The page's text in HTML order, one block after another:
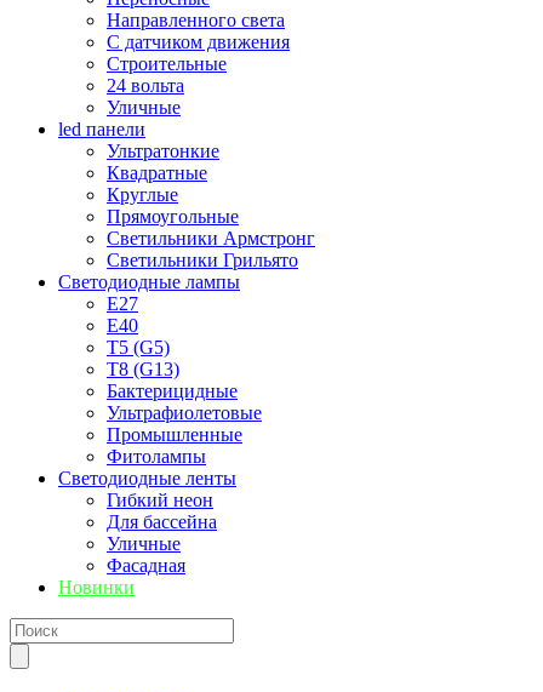
Направленного света
С датчиком движения
Строительные
24 вольта
Уличные
led панели
Ультратонкие
Квадратные
Круглые
Прямоугольные
Светильники Армстронг
Светильники Грильято
Светодиодные лампы
E27
Е40
T5 (G5)
T8 (G13)
Бактерицидные
Ультрафиолетовые
Промышленные
Фитолампы
Светодиодные ленты
Гибкий неон
Для бассейна
Уличные
Фасадная
Новинки